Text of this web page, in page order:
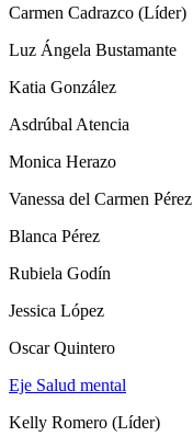
Carmen Cadrazco (Líder)
Luz Ángela Bustamante
Katia González
Asdrúbal Atencia
Monica Herazo
Vanessa del Carmen Pérez
Blanca Pérez
Rubiela Godín
Jessica López
Oscar Quintero
Eje Salud mental
Kelly Romero (Líder)